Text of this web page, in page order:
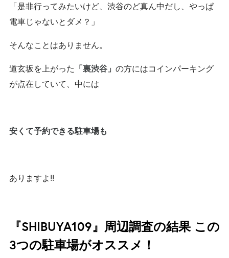
「是非行ってみたいけど、渋谷のど真ん中だし、やっぱ
電車じゃないとダメ？」
そんなことはありません。
道玄坂を上がった 「裏渋谷」 の方にはコインパーキング
が点在していて、中には
安くて予約できる駐車場も
ありますよ!!
『SHIBUYA109』周辺調査の結果 この
3つの駐車場がオススメ！